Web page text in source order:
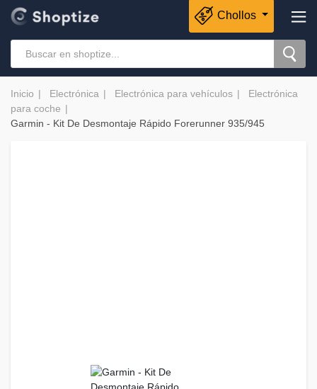
Chollos
Inicio Electrónica Electrónica para vehículos
Electrónica
para coche
Garmin - Kit De Desmontaje Rápido Forerunner 935/945